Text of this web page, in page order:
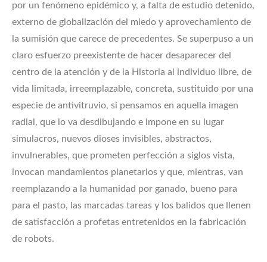
por un fenómeno epidémico y, a falta de estudio detenido,
externo de globalización del miedo y aprovechamiento de
la sumisión que carece de precedentes. Se superpuso a un
claro esfuerzo preexistente de hacer desaparecer del
centro de la atención y de la Historia al individuo libre, de
vida limitada, irreemplazable, concreta, sustituido por una
especie de antivitruvio, si pensamos en aquella imagen
radial, que lo va desdibujando e impone en su lugar
simulacros, nuevos dioses invisibles, abstractos,
invulnerables, que prometen perfección a siglos vista,
invocan mandamientos planetarios y que, mientras, van
reemplazando a la humanidad por ganado, bueno para
para el pasto, las marcadas tareas y los balidos que llenen
de satisfacción a profetas entretenidos en la fabricación
de robots.